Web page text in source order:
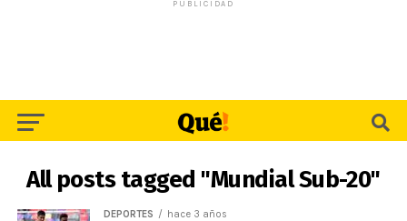
PUBLICIDAD
All posts tagged "Mundial Sub-20"
DEPORTES hace 3 años